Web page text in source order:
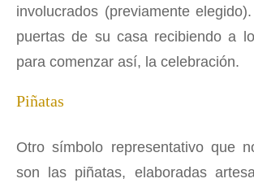
involucrados (previamente
puertas de su casa recibiendo a
para comenzar así, la celebración.
Piñatas
Otro símbolo representativo que
son las piñatas, elaboradas